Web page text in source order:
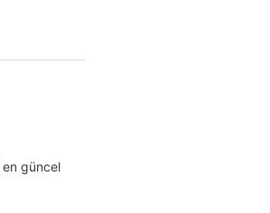
en güncel